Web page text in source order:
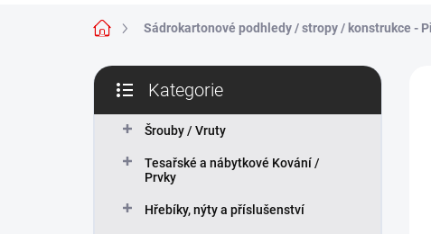
Domů Sádrokartonové podhledy / stropy / konstrukce -
P
s
kategorie
Kategorie
Šrouby / Vruty
Tesařské a nábytkové Kování /
Prvky
Hřebíky, nýty a příslušenství